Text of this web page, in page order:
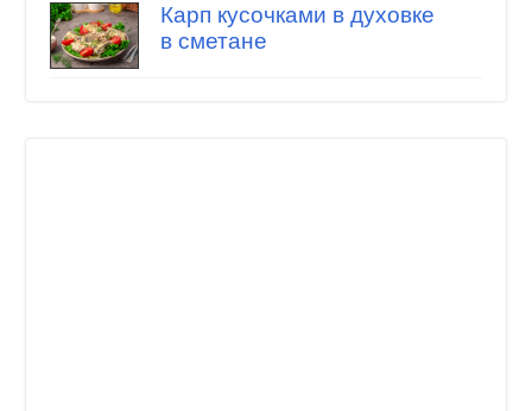
Карп кусочками в духовке
в сметане